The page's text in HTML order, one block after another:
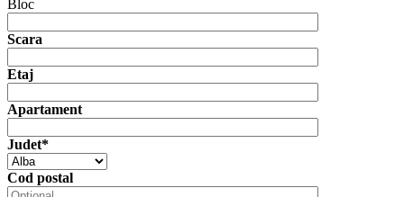
Bloc
Scara
Etaj
Apartament
Judet*
Cod postal